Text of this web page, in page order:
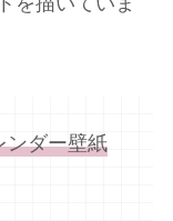
ンダー壁紙